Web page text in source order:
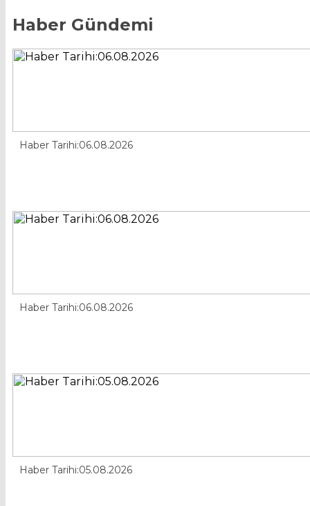
Haber Gündemi
Haber Tarihi:06.08.2026
Haber Tarihi:06.08.2026
Haber Tarihi:05.08.2026